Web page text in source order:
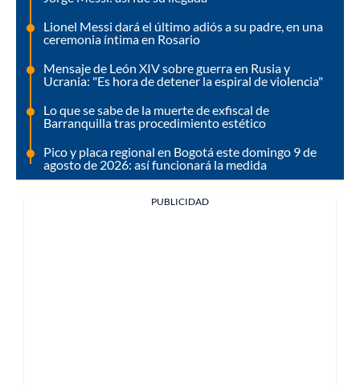
Lionel Messi dará el último adiós a su padre, en una
ceremonia íntima en Rosario
Mensaje de León XIV sobre guerra en Rusia y
Ucrania: "Es hora de detener la espiral de violencia"
Lo que se sabe de la muerte de exfiscal de
Barranquilla tras procedimiento estético
Pico y placa regional en Bogotá este domingo 9 de
agosto de 2026: así funcionará la medida
PUBLICIDAD